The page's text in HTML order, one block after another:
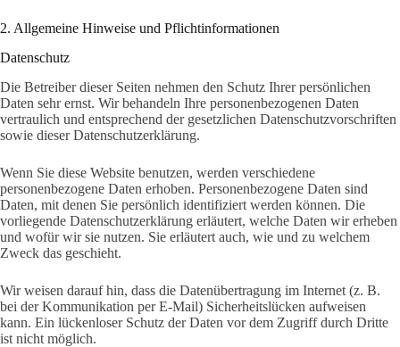
2. Allgemeine Hinweise und Pflichtinformationen
Datenschutz
Die Betreiber dieser Seiten nehmen den Schutz Ihrer persönlichen
Daten sehr ernst. Wir behandeln Ihre personenbezogenen Daten
vertraulich und entsprechend der gesetzlichen Datenschutzvorschriften
sowie dieser Datenschutzerklärung.
Wenn Sie diese Website benutzen, werden verschiedene
personenbezogene Daten erhoben. Personenbezogene Daten sind
Daten, mit denen Sie persönlich identifiziert werden können. Die
vorliegende Datenschutzerklärung erläutert, welche Daten wir erheben
und wofür wir sie nutzen. Sie erläutert auch, wie und zu welchem
Zweck das geschieht.
Wir weisen darauf hin, dass die Datenübertragung im Internet (z. B.
bei der Kommunikation per E-Mail) Sicherheitslücken aufweisen
kann. Ein lückenloser Schutz der Daten vor dem Zugriff durch Dritte
ist nicht möglich.